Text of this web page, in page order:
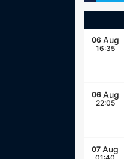
06 Aug
16:35
06 Aug
22:05
07 Aug